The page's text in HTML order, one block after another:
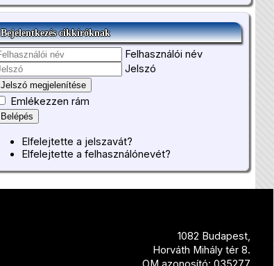
Bejelentkezés cikkíróknak
Felhasználói név
Jelszó
Jelszó megjelenítése
Emlékezzen rám
Belépés
Elfelejtette a jelszavát?
Elfelejtette a felhasználónevét?
1082 Budapest,
Horváth Mihály tér 8.